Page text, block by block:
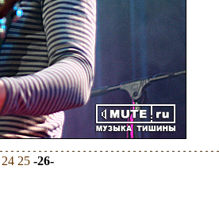
24 25 -26-